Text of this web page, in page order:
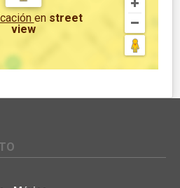
en street
view